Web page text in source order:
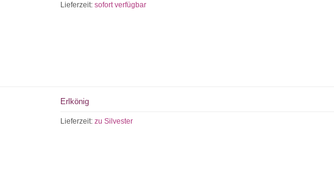
Lieferzeit:sofort verfügbar
Erlkönig
Lieferzeit:zu Silvester